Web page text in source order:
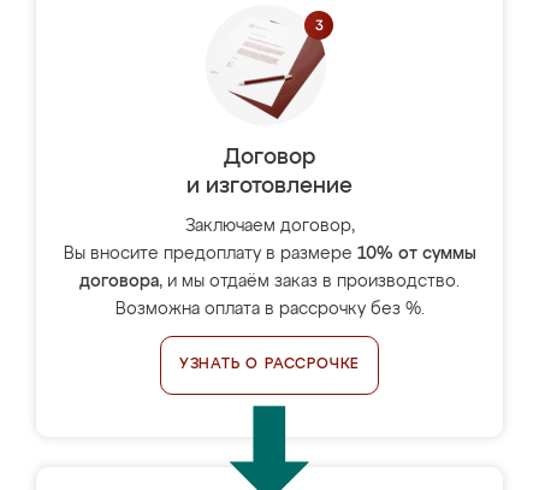
Договор
и изготовление
Заключаем договор,
Вы вносите предоплату в размере 10% от суммы
договора, и мы отдаём заказ в производство.
Возможна оплата в рассрочку без %.
УЗНАТЬ О РАССРОЧКЕ